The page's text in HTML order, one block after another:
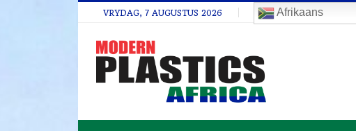
VRYDAG, 7 AUGUSTUS 2026 Afrikaans